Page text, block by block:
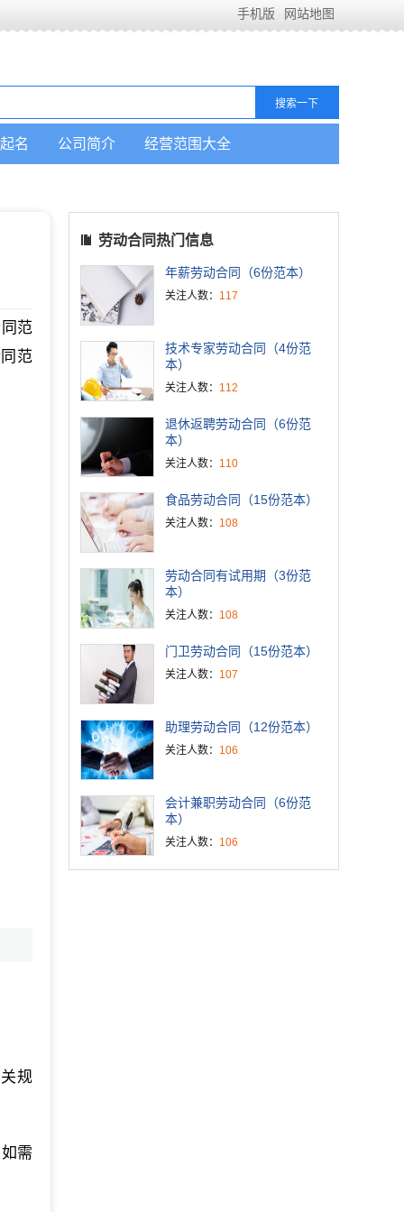
手机版 网站地图
名 公司简介 经营范围大全
范
范
规
需
劳动合同热门信息
年薪劳动合同（6份范本）
关注人数： 117
技术专家劳动合同（4份范
本）
关注人数： 112
退休返聘劳动合同（6份范
本）
关注人数： 110
食品劳动合同（15份范本）
关注人数： 108
劳动合同有试用期（3份范
本）
关注人数： 108
门卫劳动合同（15份范本）
关注人数： 107
助理劳动合同（12份范本）
关注人数： 106
会计兼职劳动合同（6份范
本）
关注人数： 106